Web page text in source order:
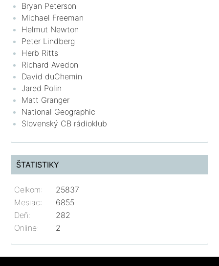
Bryan Peterson
Michael Freeman
Helmut Newton
Peter Lindberg
Herb Ritts
Richard Avedon
David duChemin
Jared Polin
Matt Granger
National Geographic
Slovenský CB rádioklub
ŠTATISTIKY
Online: 2
Celkom:
25837
Mesiac:
6855
Deň:
282